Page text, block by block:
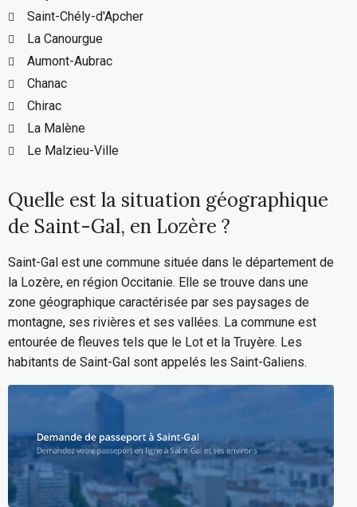
Saint-Chély-d'Apcher
La Canourgue
Aumont-Aubrac
Chanac
Chirac
La Malène
Le Malzieu-Ville
Quelle est la situation géographique
de Saint-Gal, en Lozère ?
Saint-Gal est une commune située dans le département de
la Lozère, en région Occitanie. Elle se trouve dans une
zone géographique caractérisée par ses paysages de
montagne, ses rivières et ses vallées. La commune est
entourée de fleuves tels que le Lot et la Truyère. Les
habitants de Saint-Gal sont appelés les Saint-Galiens.